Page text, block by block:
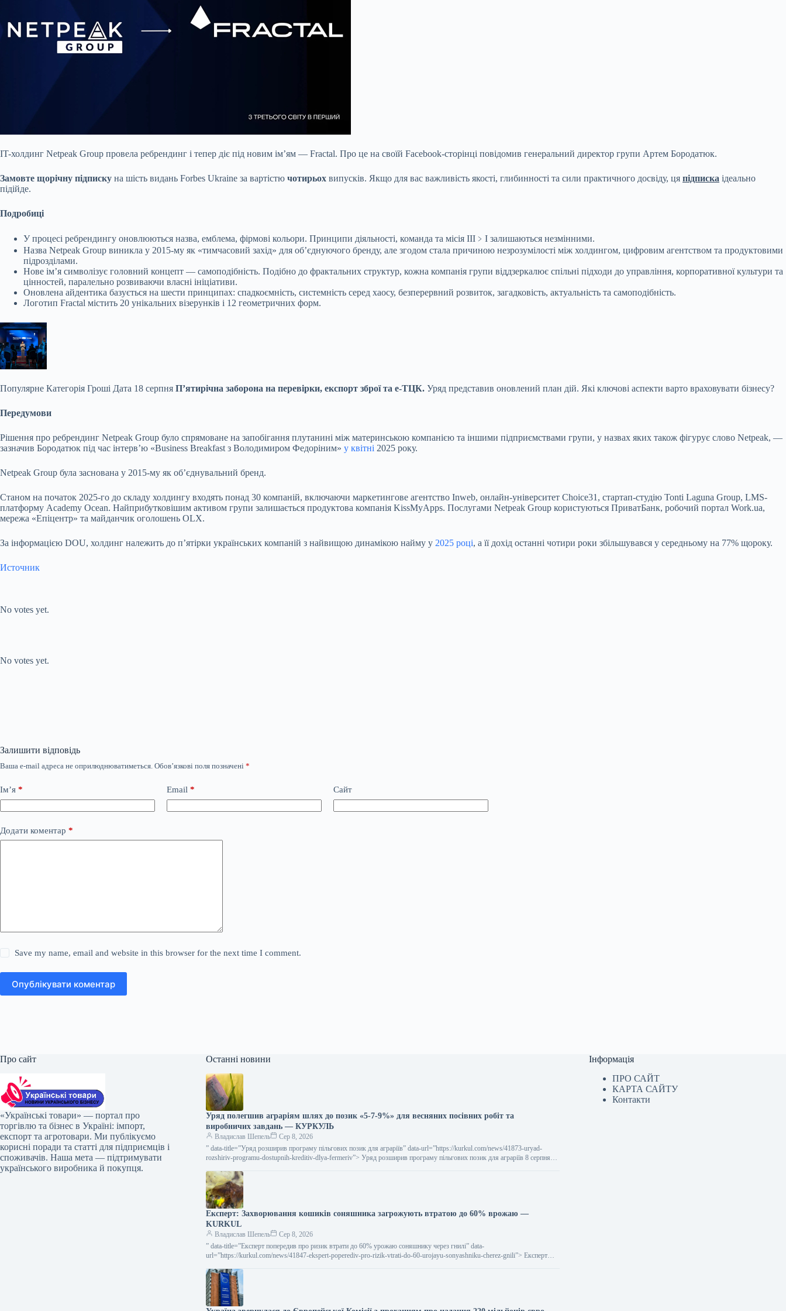
IT-холдинг Netpeak Group провела ребрендинг і тепер діє під новим ім’ям — Fractal. Про це на своїй Facebook-сторінці повідомив генеральний директор групи Артем Бородатюк.
Замовте щорічну підписку на шість видань Forbes Ukraine за вартістю чотирьох випусків. Якщо для вас важливість якості, глибинності та сили практичного досвіду, ця підписка ідеально
підійде.
Подробиці
У процесі ребрендингу оновлюються назва, емблема, фірмові кольори. Принципи діяльності, команда та місія III﹥I залишаються незмінними.
Назва Netpeak Group виникла у 2015-му як «тимчасовий захід» для об’єднуючого бренду, але згодом стала причиною незрозумілості між холдингом, цифровим агентством та продуктовими
підрозділами.
Нове ім’я символізує головний концепт — самоподібність. Подібно до фрактальних структур, кожна компанія групи віддзеркалює спільні підходи до управління, корпоративної культури та
цінностей, паралельно розвиваючи власні ініціативи.
Оновлена айдентика базується на шести принципах: спадкоємність, системність серед хаосу, безперервний розвиток, загадковість, актуальність та самоподібність.
Логотип Fractal містить 20 унікальних візерунків і 12 геометричних форм.
Популярне Категорія Гроші Дата 18 серпня П’ятирічна заборона на перевірки, експорт зброї та е-ТЦК. Уряд представив оновлений план дій. Які ключові аспекти варто враховувати бізнесу?
Передумови
Рішення про ребрендинг Netpeak Group було спрямоване на запобігання плутанині між материнською компанією та іншими підприємствами групи, у назвах яких також фігурує слово Netpeak, —
зазначив Бородатюк під час інтерв’ю «Business Breakfast з Володимиром Федоріним» у квітні 2025 року.
Netpeak Group була заснована у 2015-му як об’єднувальний бренд.
Станом на початок 2025-го до складу холдингу входять понад 30 компаній, включаючи маркетингове агентство Inweb, онлайн-університет Choice31, стартап-студію Tonti Laguna Group, LMS-
платформу Academy Ocean. Найприбутковішим активом групи залишається продуктова компанія KissMyApps. Послугами Netpeak Group користуються ПриватБанк, робочий портал Work.ua,
мережа «Епіцентр» та майданчик оголошень OLX.
За інформацією DOU, холдинг належить до п’ятірки українських компаній з найвищою динамікою найму у 2025 році, а її дохід останні чотири роки збільшувався у середньому на 77% щороку.
Источник
No votes yet.
No votes yet.
Залишити відповідь
Ваша e-mail адреса не оприлюднюватиметься. Обов’язкові поля позначені *
Ім’я * Email * Сайт
Додати коментар *
Save my name, email and website in this browser for the next time I comment.
Опублікувати коментар
Про сайт
«Українські товари» — портал про
торгівлю та бізнес в Україні: імпорт,
експорт та агротовари. Ми публікуємо
корисні поради та статті для підприємців і
споживачів. Наша мета — підтримувати
українського виробника й покупця.
Останні новини
Уряд полегшив аграріям шлях до позик «5-7-9%» для весняних посівних робіт та
виробничих завдань — КУРКУЛЬ
Владислав Шепель
Сер 8, 2026
” data-title=”Уряд розширив програму пільгових позик для аграріїв” data-url=”https://kurkul.com/news/41873-uryad-
rozshiriv-programu-dostupnih-kreditiv-dlya-fermeriv”> Уряд розширив програму пільгових позик для аграріїв 8 серпня
Експерт: Захворювання кошиків соняшника загрожують втратою до 60% врожаю —
KURKUL
Владислав Шепель
Сер 8, 2026
” data-title=”Експерт попередив про ризик втрати до 60% урожаю соняшнику через гнилі” data-
url=”https://kurkul.com/news/41847-ekspert-poperediv-pro-rizik-vtrati-do-60-urojayu-sonyashniku-cherez-gnili”> Експерт
Інформація
ПРО САЙТ
КАРТА САЙТУ
Контакти